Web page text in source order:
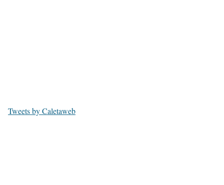
Tweets by Caletaweb